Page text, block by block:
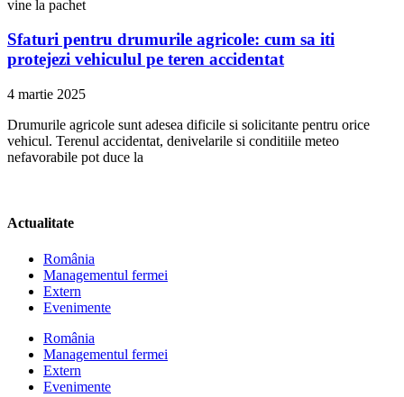
vine la pachet
Sfaturi pentru drumurile agricole: cum sa iti
protejezi vehiculul pe teren accidentat
4 martie 2025
Drumurile agricole sunt adesea dificile si solicitante pentru orice
vehicul. Terenul accidentat, denivelarile si conditiile meteo
nefavorabile pot duce la
Actualitate
România
Managementul fermei
Extern
Evenimente
România
Managementul fermei
Extern
Evenimente